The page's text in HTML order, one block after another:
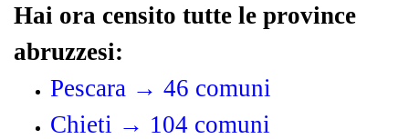
Hai ora censito tutte le province
abruzzesi:
Pescara → 46 comuni
Chieti → 104 comuni